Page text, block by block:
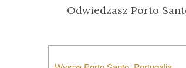
Odwiedzasz Porto